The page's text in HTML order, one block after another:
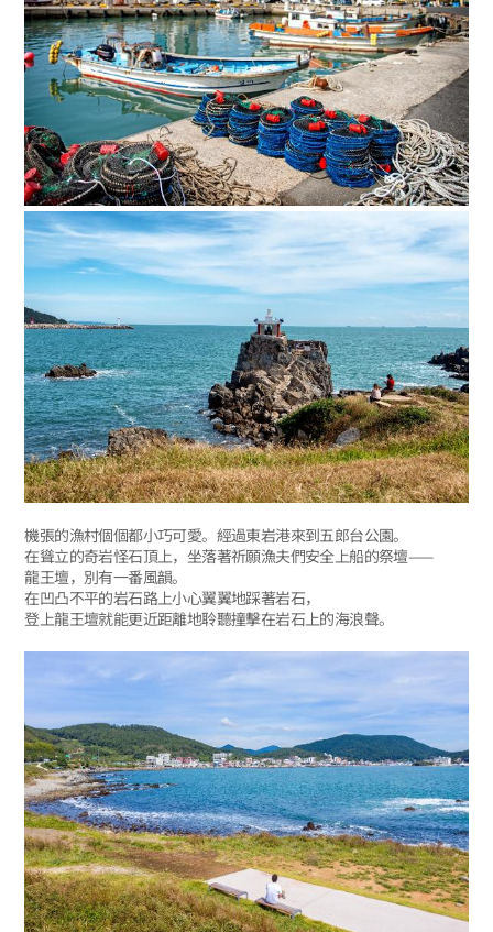
機張的漁村個個都小巧可愛。經過東岩港來到五郎台公園。
在聳立的奇岩怪石頂上，坐落著祈願漁夫們安全上船的祭壇——
龍王壇，別有一番風韻。
在凹凸不平的岩石路上小心翼翼地踩著岩石，
登上龍王壇就能更近距離地聆聽撞擊在岩石上的海浪聲。